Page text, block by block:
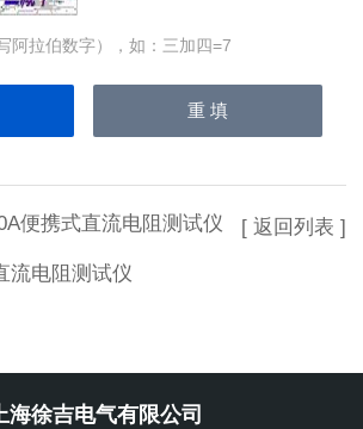
阿拉伯数字），如：三加四=7
便携式直流电阻测试仪
流电阻测试仪
[ 返回列表 ]
海徐吉电气有限公司